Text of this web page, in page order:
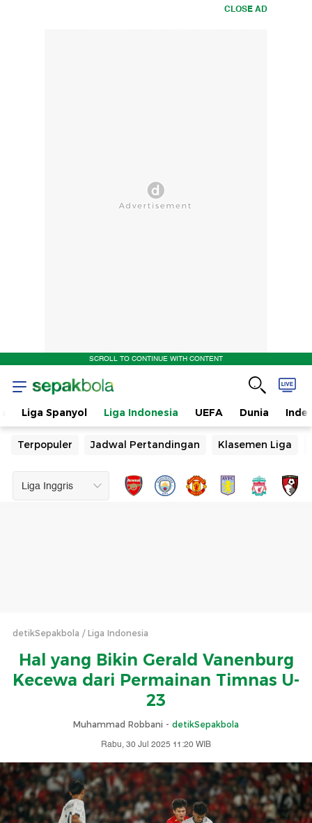
CLOSE AD
SCROLL TO CONTINUE WITH CONTENT
Liga Spanyol Liga Indonesia UEFA Dunia
Terpopuler Jadwal Pertandingan Klasemen Liga
detikSepakbola Liga Indonesia
Hal yang Bikin Gerald Vanenburg
Kecewa dari Permainan Timnas U-
23
Muhammad Robbani - detikSepakbola
Rabu, 30 Jul 2025 11:20 WIB